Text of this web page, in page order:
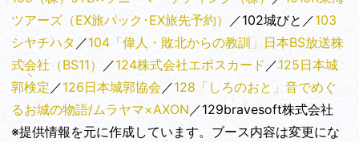
ツアーズ（EX旅パック･EX旅先予約）
／102城びと／103
シヤチハタ ／104「偉人・敗北からの教訓」日本BS放送株
式会社（BS11）
／124株式会社エポスカード ／125日本城
郭検定 ／126日本城郭協会 ／128「しろのおと」音でめぐ
るお城の物語/ムラヤマ×AXON ／129bravesoft株式会社
※提供情報を元に作成しています。ブース内容は変更にな